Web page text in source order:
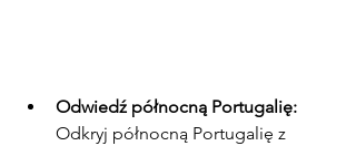
Odwiedź północną Portugalię:
Odkryj północną Portugalię z